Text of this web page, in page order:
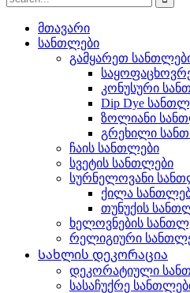
მთავარი
სანთლები
გამყარეთ
კონუსური
Dip Dye
ზოლიანი
გრეხილი
ჩაის სანთლები
სვეტის სანთლები
სურნელოვანი
ქილა
თუნუქის
ხელოვნების
რელიგიური
Სახლის დეკორაცია
დეკორატიული
სასაჩუქრე